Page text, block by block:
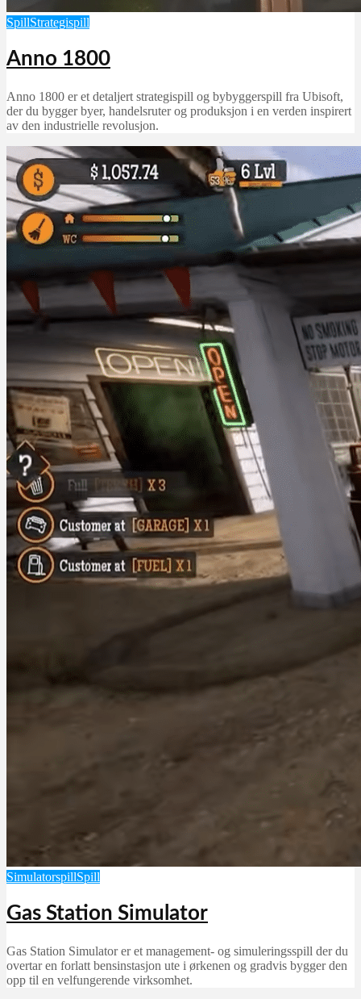
SpillStrategispill
Anno 1800
Anno 1800 er et detaljert strategispill og bybyggerspill fra Ubisoft,
der du bygger byer, handelsruter og produksjon i en verden inspirert
av den industrielle revolusjon.
SimulatorspillSpill
Gas Station Simulator
Gas Station Simulator er et management- og simuleringsspill der du
overtar en forlatt bensinstasjon ute i ørkenen og gradvis bygger den
opp til en velfungerende virksomhet.